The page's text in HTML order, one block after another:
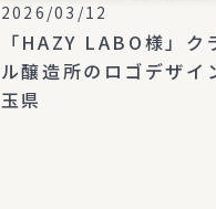
2026/03/12
「HAZY LABO様」ク
ル醸造所のロゴデザイ
玉県